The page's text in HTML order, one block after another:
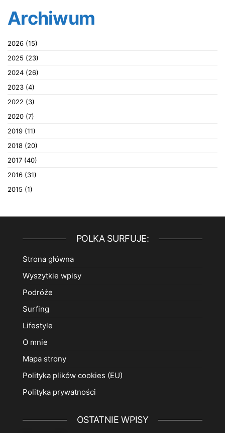
Archiwum
2026 (15)
2025 (23)
2024 (26)
2023 (4)
2022 (3)
2020 (7)
2019 (11)
2018 (20)
2017 (40)
2016 (31)
2015 (1)
POLKA SURFUJE:
Strona główna
Wyszytkie wpisy
Podróże
Surfing
Lifestyle
O mnie
Mapa strony
Polityka plików cookies (EU)
Polityka prywatności
OSTATNIE WPISY